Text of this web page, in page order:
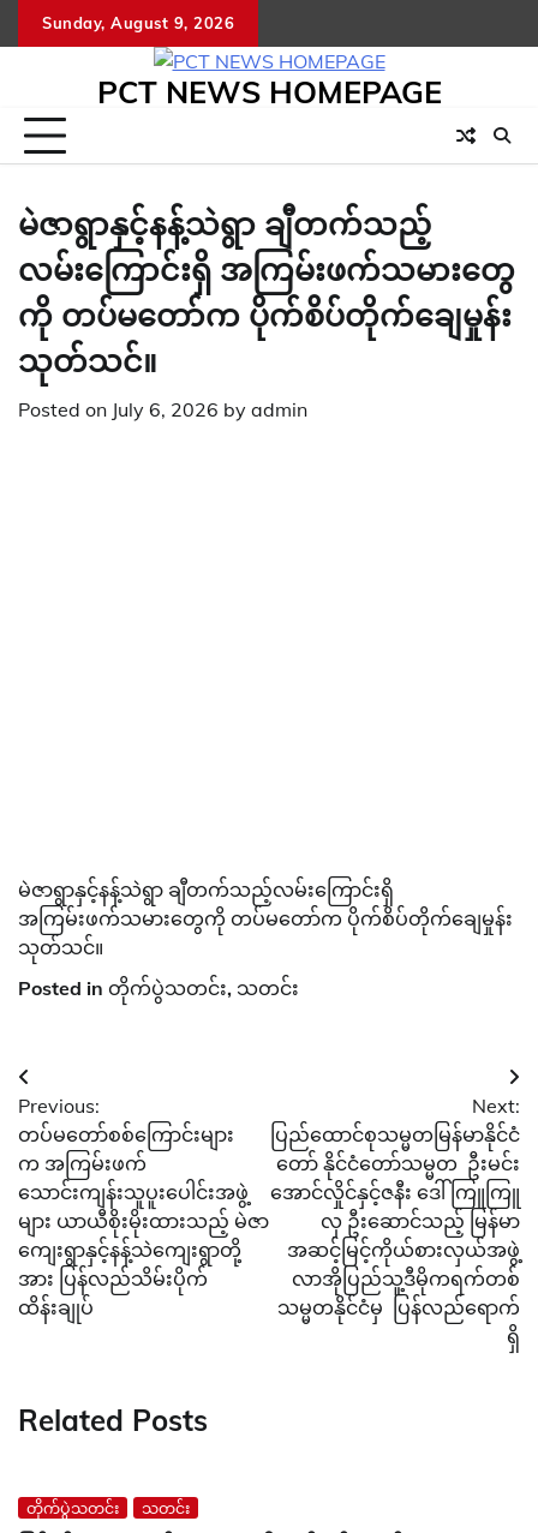
to
Sunday, August 9, 2026
PCT NEWS HOMEPAGE
မဲဇာရွာနှင့်နန့်သဲရွာ ချီတက်သည့်
လမ်းကြောင်းရှိ အကြမ်းဖက်သမားတွေ
ကို တပ်မတော်က ပိုက်စိပ်တိုက်ချေမှုန်း
သုတ်သင်။
Posted on July 6, 2026 by admin
မဲဇာရွာနှင့်နန့်သဲရွာ ချီတက်သည့်လမ်းကြောင်းရှိ
အကြမ်းဖက်သမားတွေကို တပ်မတော်က ပိုက်စိပ်တိုက်ချေမှုန်း
သုတ်သင်။
Posted in တိုက်ပွဲသတင်း, သတင်း
Post
navigation
Previous:
တပ်မတော်စစ်ကြောင်းများ
က အကြမ်းဖက်
သောင်းကျန်းသူပူးပေါင်းအဖွဲ့
များ ယာယီစိုးမိုးထားသည့် မဲဇာ
ကျေးရွာနှင့်နန့်သဲကျေးရွာတို့
အား ပြန်လည်သိမ်းပိုက်
ထိန်းချုပ်
Next:
ပြည်ထောင်စုသမ္မတမြန်မာနိုင်ငံ
တော် နိုင်ငံတော်သမ္မတ ဦးမင်း
အောင်လှိုင်နှင့်ဇနီး ဒေါ်ကြူကြူ
လှ ဦးဆောင်သည့် မြန်မာ
အဆင့်မြင့်ကိုယ်စားလှယ်အဖွဲ့
လာအိုပြည်သူ့ဒီမိုကရက်တစ်
သမ္မတနိုင်ငံမှ ပြန်လည်ရောက်
ရှိ
Related Posts
တိုက်ပွဲသတင်း သတင်း